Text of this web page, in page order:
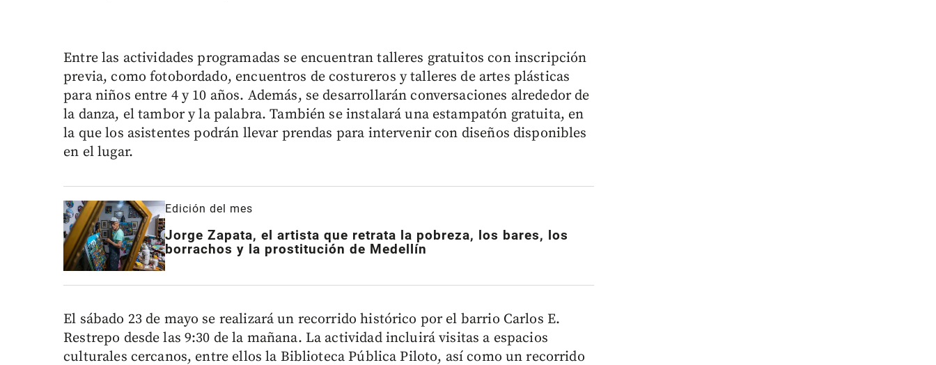
Entre las actividades programadas se encuentran talleres gratuitos con inscripción
previa, como fotobordado, encuentros de costureros y talleres de artes plásticas
para niños entre 4 y 10 años. Además, se desarrollarán conversaciones alrededor de
la danza, el tambor y la palabra. También se instalará una estampatón gratuita, en
la que los asistentes podrán llevar prendas para intervenir con diseños disponibles
en el lugar.
Edición del mes
Jorge Zapata, el artista que retrata la pobreza, los bares, los
borrachos y la prostitución de Medellín
El sábado 23 de mayo se realizará un recorrido histórico por el barrio Carlos E.
Restrepo desde las 9:30 de la mañana. La actividad incluirá visitas a espacios
culturales cercanos, entre ellos la Biblioteca Pública Piloto, así como un recorrido